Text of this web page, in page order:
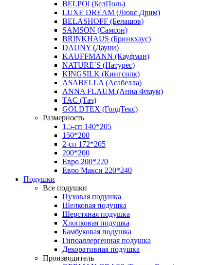
BELPOl (БелПоль)
LUXE DREAM (Люкс Дрим)
BELASHOFF (Белашов)
SAMSON (Самсон)
BRINKHAUS (Бринкхаус)
DAUNY (Дауни)
KAUFFMANN (Кауфман)
NATURE`S (Натурес)
KINGSILK (Кингсилк)
ASABELLA (Асабелла)
ANNA FLAUM (Анна Флаум)
TAC (Тач)
GOLDTEX (ГолдТекс)
Размерность
1,5-сп 140*205
150*200
2-сп 172*205
200*200
Евро 200*220
Евро Макси 220*240
Подушки
Все подушки
Пуховая подушка
Шелковая подушка
Шерстяная подушка
Хлопковая подушка
Бамбуковая подушка
Гипоаллергенная подушка
Декоративная подушка
Производитель